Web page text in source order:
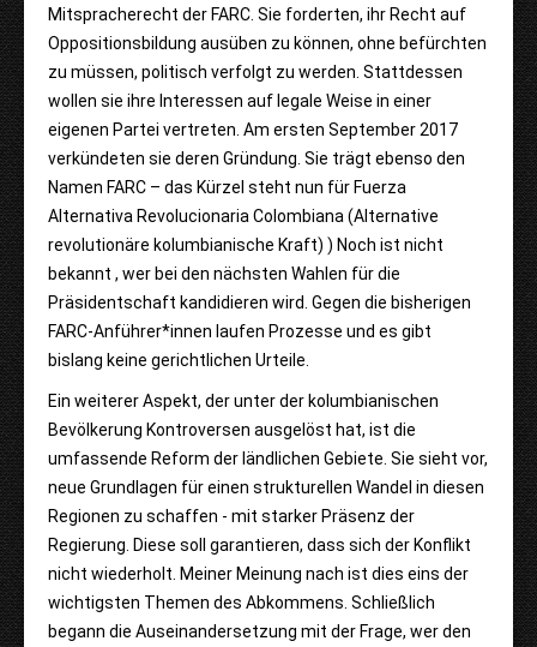
Mitspracherecht der FARC. Sie forderten, ihr Recht auf
Oppositionsbildung ausüben zu können, ohne befürchten
zu müssen, politisch verfolgt zu werden. Stattdessen
wollen sie ihre Interessen auf legale Weise in einer
eigenen Partei vertreten. Am ersten September 2017
verkündeten sie deren Gründung. Sie trägt ebenso den
Namen FARC – das Kürzel steht nun für Fuerza
Alternativa Revolucionaria Colombiana (Alternative
revolutionäre kolumbianische Kraft) ) Noch ist nicht
bekannt , wer bei den nächsten Wahlen für die
Präsidentschaft kandidieren wird. Gegen die bisherigen
FARC-Anführer*innen laufen Prozesse und es gibt
bislang keine gerichtlichen Urteile.
Ein weiterer Aspekt, der unter der kolumbianischen
Bevölkerung Kontroversen ausgelöst hat, ist die
umfassende Reform der ländlichen Gebiete. Sie sieht vor,
neue Grundlagen für einen strukturellen Wandel in diesen
Regionen zu schaffen - mit starker Präsenz der
Regierung. Diese soll garantieren, dass sich der Konflikt
nicht wiederholt. Meiner Meinung nach ist dies eins der
wichtigsten Themen des Abkommens. Schließlich
begann die Auseinandersetzung mit der Frage, wer den